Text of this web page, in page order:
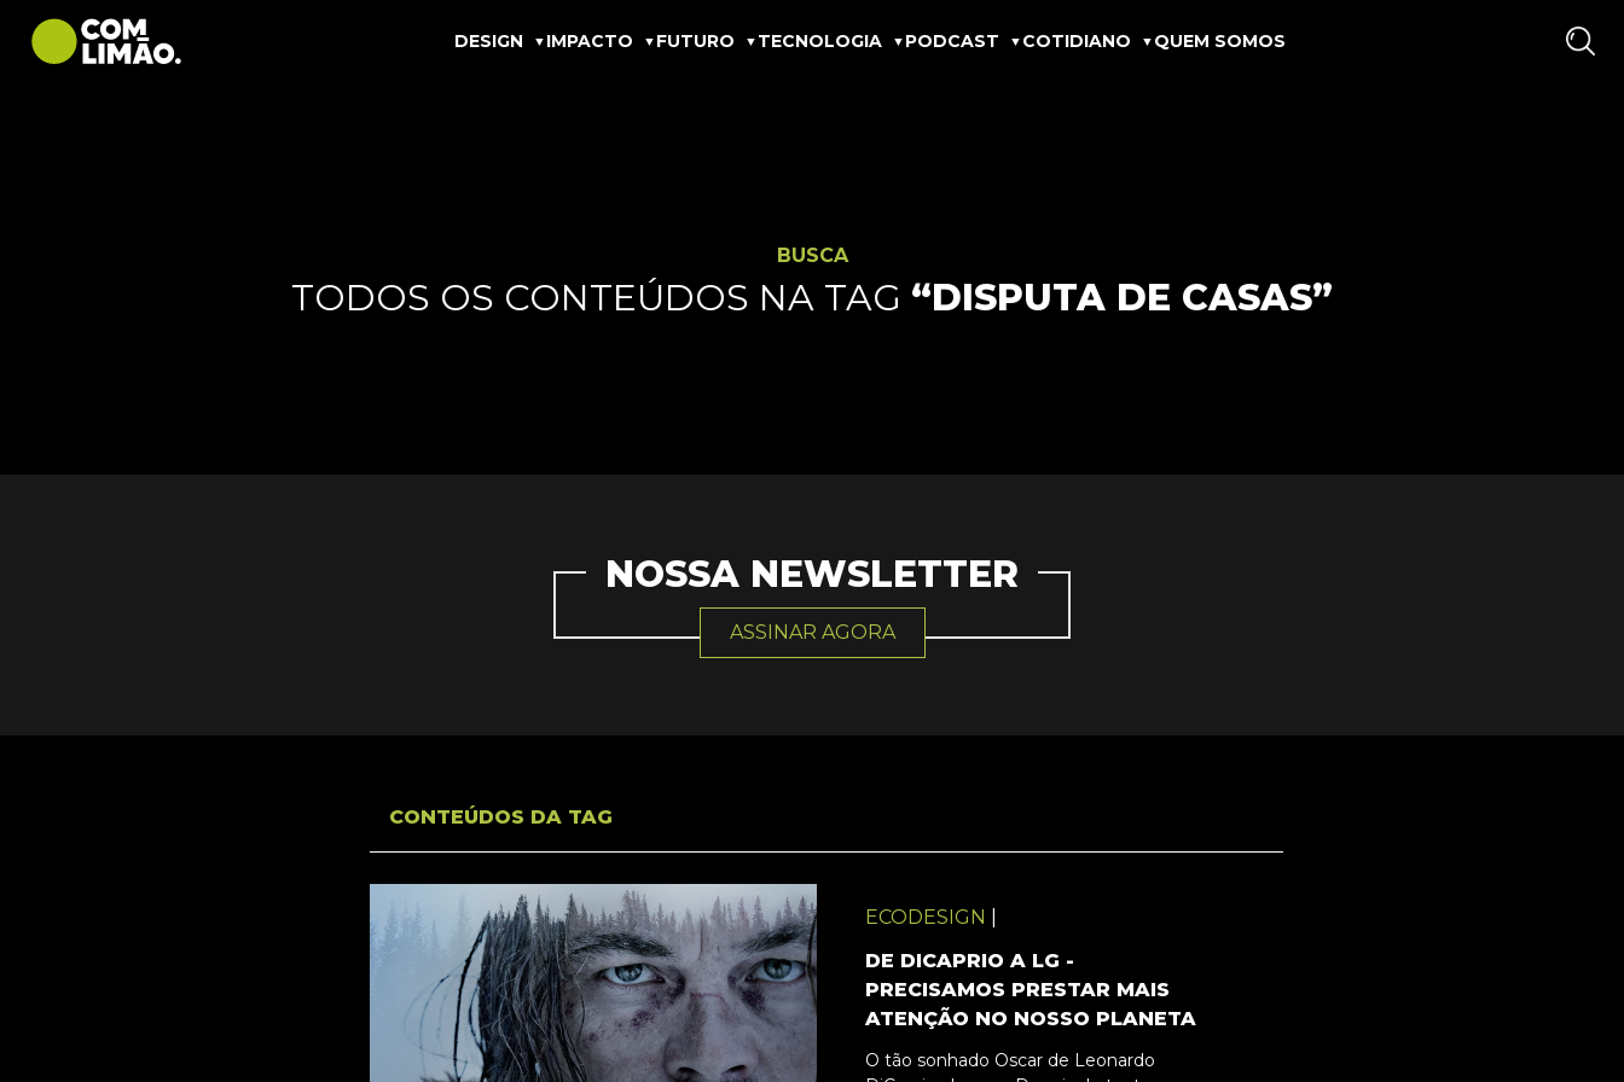
DESIGN IMPACTO FUTURO TECNOLOGIA PODCAST COTIDIANO QUEM SOMOS
BUSCA
TODOS OS CONTEÚDOS NA TAG “DISPUTA DE CASAS”
NOSSA NEWSLETTER
ASSINAR AGORA
CONTEÚDOS DA TAG
ECODESIGN
DE DICAPRIO A LG -
PRECISAMOS PRESTAR MAIS
ATENÇÃO NO NOSSO PLANETA
O tão sonhado Oscar de Leonardo